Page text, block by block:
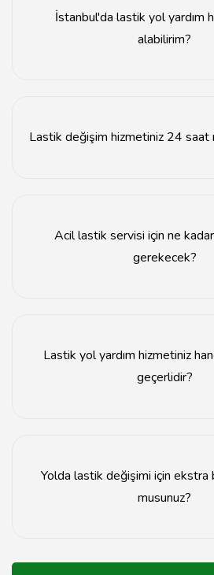
İstanbul'da lastik yol yardım
alabilirim?
Lastik değişim hizmetiniz 24 saat
Acil lastik servisi için ne
gerekecek?
Lastik yol yardım hizmetiniz
geçerlidir?
Yolda lastik değişimi için ekstra
musunuz?
dışında ekstra bir ücret talep